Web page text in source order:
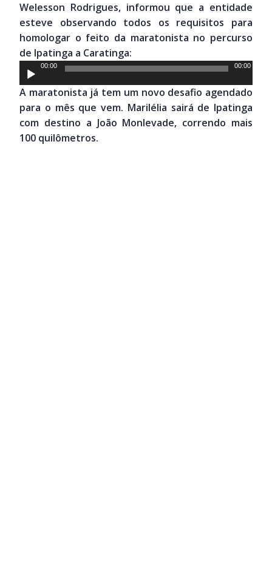
Welesson Rodrigues, informou que a entidade
esteve observando todos os requisitos para
homologar o feito da maratonista no percurso
de Ipatinga a Caratinga:
Tocador
de
áudio
00:00 00:00
A maratonista já tem um novo desafio agendado
para o mês que vem. Marilélia sairá de Ipatinga
com destino a João Monlevade, correndo mais
100 quilômetros.